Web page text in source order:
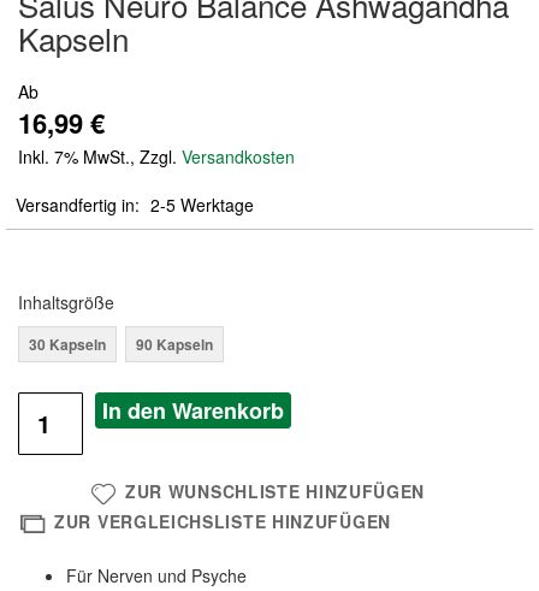
der
Bildergalerie
Kapseln
Ab
16,99 €
Inkl. 7% MwSt., Zzgl. Versandkosten
Versandfertig in
2-5 Werktage
Inhaltsgröße
30 Kapseln 90 Kapseln
In den Warenkorb
ZUR WUNSCHLISTE HINZUFÜGEN
ZUR VERGLEICHSLISTE HINZUFÜGEN
Für Nerven und Psyche